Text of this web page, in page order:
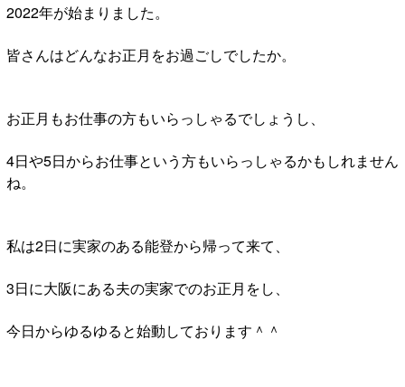
2022年が始まりました。
皆さんはどんなお正月をお過ごしでしたか。
お正月もお仕事の方もいらっしゃるでしょうし、
4日や5日からお仕事という方もいらっしゃるかもしれません
ね。
私は2日に実家のある能登から帰って来て、
3日に大阪にある夫の実家でのお正月をし、
今日からゆるゆると始動しております＾＾